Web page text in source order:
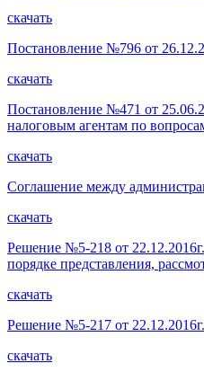
скачать
Постановление №796 от
скачать
Постановление №471 от
налоговым агентам по
скачать
Соглашение между
скачать
Решение №5-218 от
порядке представления,
скачать
Решение №5-217 от
скачать